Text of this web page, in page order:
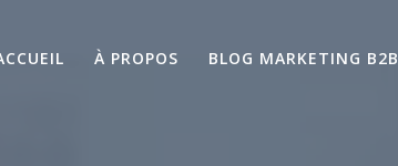
À PROPOS BLOG MARKETING B2B